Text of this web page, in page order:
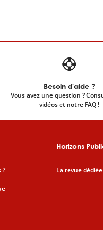
Besoin d'aide ?
Vous avez une question ?
vidéos et notre FAQ !
?
Horizons
La revue